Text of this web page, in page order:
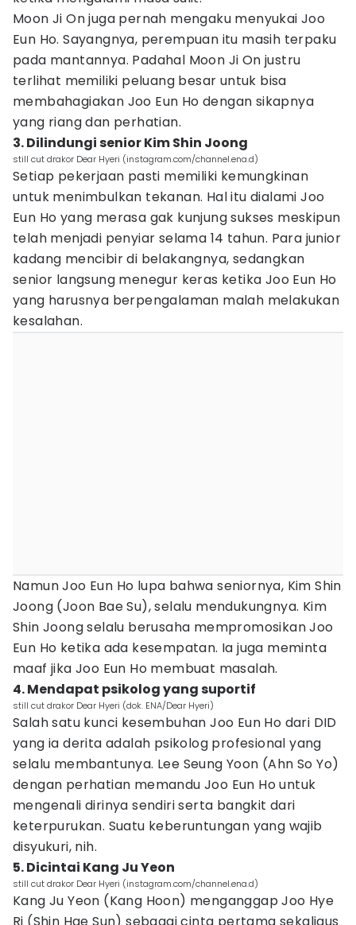
Moon Ji On juga pernah mengaku menyukai Joo
Eun Ho. Sayangnya, perempuan itu masih terpaku
pada mantannya. Padahal Moon Ji On justru
terlihat memiliki peluang besar untuk bisa
membahagiakan Joo Eun Ho dengan sikapnya
yang riang dan perhatian.
3. Dilindungi senior Kim Shin Joong
still cut drakor Dear Hyeri (instagram.com/channel.ena.d)
Setiap pekerjaan pasti memiliki kemungkinan
untuk menimbulkan tekanan. Hal itu dialami Joo
Eun Ho yang merasa gak kunjung sukses meskipun
telah menjadi penyiar selama 14 tahun. Para junior
kadang mencibir di belakangnya, sedangkan
senior langsung menegur keras ketika Joo Eun Ho
yang harusnya berpengalaman malah melakukan
kesalahan.
Namun Joo Eun Ho lupa bahwa seniornya, Kim Shin
Joong (Joon Bae Su), selalu mendukungnya. Kim
Shin Joong selalu berusaha mempromosikan Joo
Eun Ho ketika ada kesempatan. Ia juga meminta
maaf jika Joo Eun Ho membuat masalah.
4. Mendapat psikolog yang suportif
still cut drakor Dear Hyeri (dok. ENA/Dear Hyeri)
Salah satu kunci kesembuhan Joo Eun Ho dari DID
yang ia derita adalah psikolog profesional yang
selalu membantunya. Lee Seung Yoon (Ahn So Yo)
dengan perhatian memandu Joo Eun Ho untuk
mengenali dirinya sendiri serta bangkit dari
keterpurukan. Suatu keberuntungan yang wajib
disyukuri, nih.
5. Dicintai Kang Ju Yeon
still cut drakor Dear Hyeri (instagram.com/channel.ena.d)
Kang Ju Yeon (Kang Hoon) menganggap Joo Hye